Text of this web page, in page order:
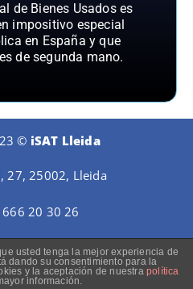
de Bienes Usados es
impositivo especial
en España y que
de segunda mano.
© iSAT Lleida
27, 25002, Lleida
666 20 30 26
usted tenga la mejor experiencia de
dando su consentimiento para la
y la aceptación de nuestrapolítica
información.